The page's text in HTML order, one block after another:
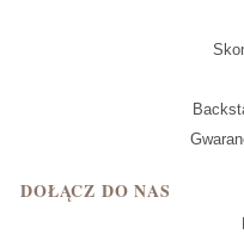
DOŁĄCZ DO NAS